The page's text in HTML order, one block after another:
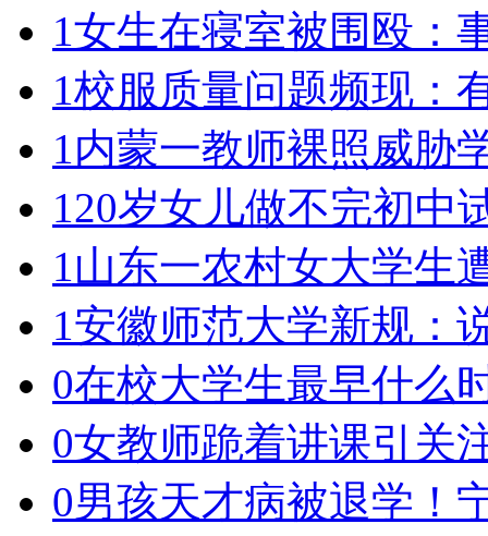
1女生在寝室被围殴：
1校服质量问题频现：
1内蒙一教师裸照威胁
120岁女儿做不完初中
1山东一农村女大学生
1安徽师范大学新规：
0在校大学生最早什么
0女教师跪着讲课引关
0男孩天才病被退学！